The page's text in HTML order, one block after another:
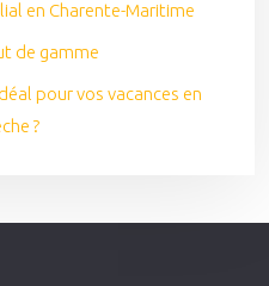
en Charente-Maritime
de gamme
pour vos vacances en
?